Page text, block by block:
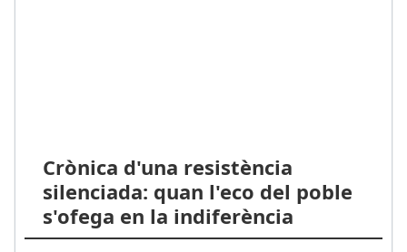
Crònica d'una resistència
silenciada: quan l'eco del poble
s'ofega en la indiferència